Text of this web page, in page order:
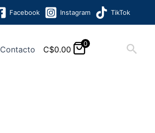
Facebook Instagram TikTok
Contacto C$0.00
0